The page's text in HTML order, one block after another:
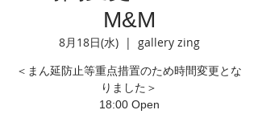
M&M
8月18日(水)
  |
gallery zing
＜まん延防止等重点措置のため時間変更とな
りました＞
18:00 Open